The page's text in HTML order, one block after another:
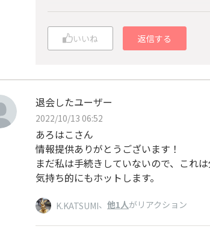
いいね 返信する
退会したユーザー
2022/10/13 06:52
あろはこさん
情報提供ありがとうございます！
まだ私は手続きしていないので、これは
気持ち的にもホットします。
K.KATSUMI、 他1人がリアクション